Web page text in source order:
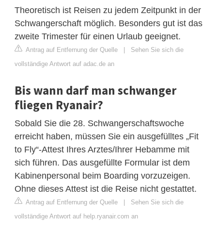
Theoretisch ist Reisen zu jedem Zeitpunkt in der
Schwangerschaft möglich. Besonders gut ist das
zweite Trimester für einen Urlaub geeignet.
Antrag auf Entfernung der Quelle | Sehen Sie sich die
vollständige Antwort auf adac.de an
Bis wann darf man schwanger
fliegen Ryanair?
Sobald Sie die 28. Schwangerschaftswoche
erreicht haben, müssen Sie ein ausgefülltes „Fit
to Fly“-Attest Ihres Arztes/Ihrer Hebamme mit
sich führen. Das ausgefüllte Formular ist dem
Kabinenpersonal beim Boarding vorzuzeigen.
Ohne dieses Attest ist die Reise nicht gestattet.
Antrag auf Entfernung der Quelle | Sehen Sie sich die
vollständige Antwort auf help.ryanair.com an